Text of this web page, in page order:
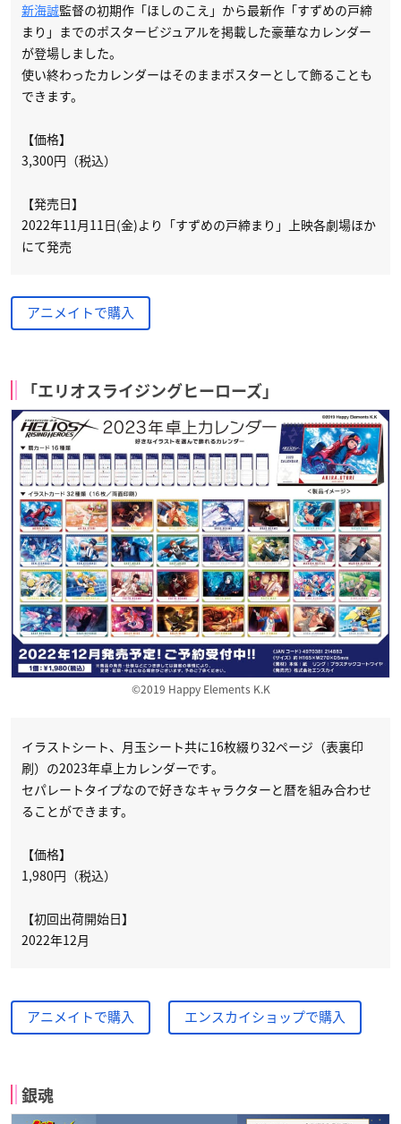
新海誠監督の初期作「ほしのこえ」から最新作「すずめの戸締
まり」までのポスタービジュアルを掲載した豪華なカレンダー
が登場しました。
使い終わったカレンダーはそのままポスターとして飾ることも
できます。
【価格】
3,300円（税込）
【発売日】
2022年11月11日(金)より「すずめの戸締まり」上映各劇場ほか
にて発売
アニメイトで購入
「エリオスライジングヒーローズ」
©2019 Happy Elements K.K
イラストシート、月玉シート共に16枚綴り32ページ（表裏印
刷）の2023年卓上カレンダーです。
セパレートタイプなので好きなキャラクターと暦を組み合わせ
ることができます。
【価格】
1,980円（税込）
【初回出荷開始日】
2022年12月
アニメイトで購入 エンスカイショップで購入
銀魂